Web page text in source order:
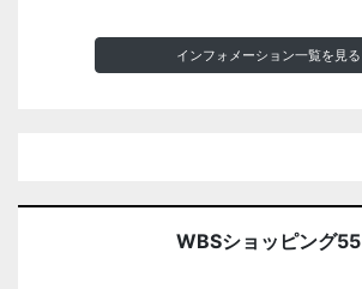
インフォメーション一覧を見る
WBSショッピング55